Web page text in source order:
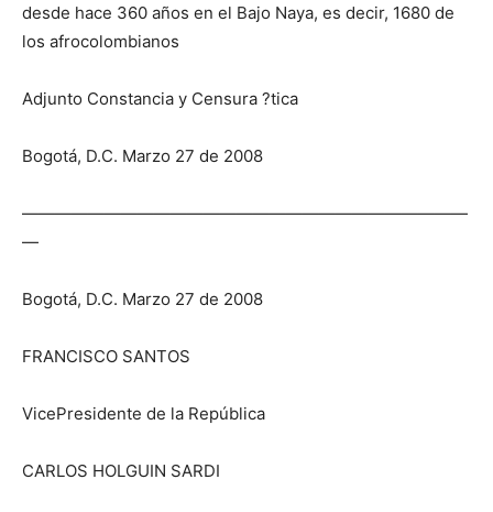
desde hace 360 años en el Bajo Naya, es decir, 1680 de
los afrocolombianos
Adjunto Constancia y Censura ?tica
Bogotá, D.C. Marzo 27 de 2008
———————————————————————————
—
Bogotá, D.C. Marzo 27 de 2008
FRANCISCO SANTOS
VicePresidente de la República
CARLOS HOLGUIN SARDI